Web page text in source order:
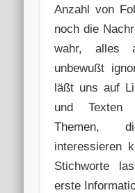
Anzahl von
noch die
wahr, alles
unbewußt
läßt uns auf
und Texten
Themen,
interessieren
Stichworte
erste